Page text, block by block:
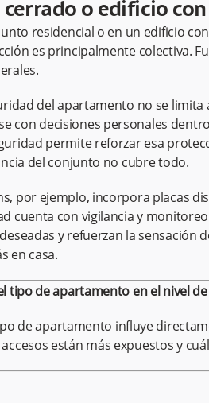
o edificio
residencial o en un edificio
es principalmente colectiva.
del apartamento no se limita
con decisiones personales
permite reforzar esa
del conjunto no cubre todo.
por ejemplo, incorpora placas
cuenta con vigilancia y
y refuerzan la
en casa.
tipo de apartamento en el nivel
de apartamento influye
están más expuestos y